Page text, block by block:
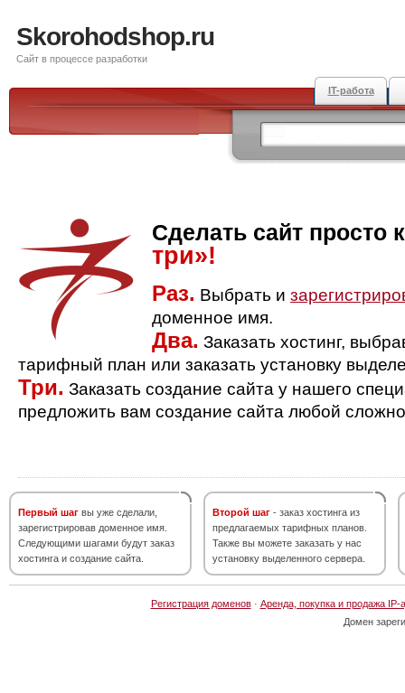
Skorohodshop.ru
Сайт в процессе разработки
IT-работа
Сделать сайт просто
три»!
Раз. Выбрать и
доменное имя.
Два. Заказать хостинг,
тарифный план или заказать установку
Три. Заказать создание сайта у нашего
предложить вам создание сайта любой
Первый шаг вы уже сделали,
зарегистрировав доменное имя.
Следующими шагами будут заказ
хостинга и создание сайта.
Второй шаг - заказ хостинга из
предлагаемых тарифных планов.
Также вы можете заказать у нас
установку выделенного сервера.
Регистрация доменов· Аренда, покупка и продажа IP-
Домен